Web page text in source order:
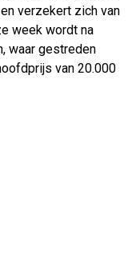
verzekert zich van
week wordt na
waar gestreden
van 20.000